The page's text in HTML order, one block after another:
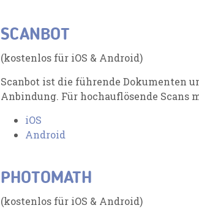
SCANBOT
(kostenlos für iOS & Android)
Scanbot ist die führende Dokumenten
Anbindung. Für hochauflösende Scans
iOS
Android
PHOTOMATH
(kostenlos für iOS & Android)